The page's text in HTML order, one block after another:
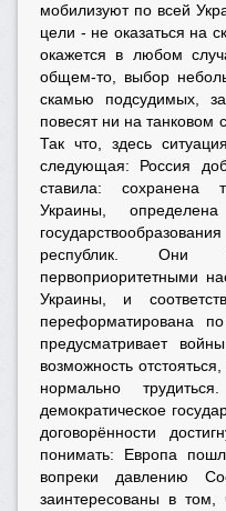
мобилизуют по всей
цели - не оказаться на
окажется в любом
общем-то, выбор
скамью подсудимых,
повесят ни на танковом
Так что, здесь
следующая: Россия
ставила: сохранена
Украины,
республик. Они
первоприоритетными
Украины, и
переформатирована
предусматривает
возможность
нормально
демократическое
договорённости
понимать: Европа
вопреки давлению
заинтересованы в том,